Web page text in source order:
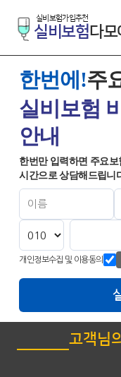
실비보험가입추천
실비보험다모
한번에!주
실비보험
안내
한번만 입력하면 주요
시간으로 상담해드립니
개인정보수집 및 이용동의
고객님의